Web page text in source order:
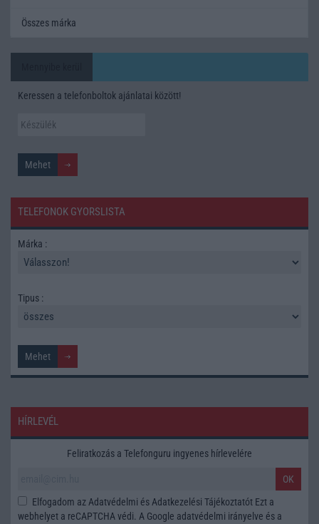
Összes márka
Keressen a telefonboltok ajánlatai között!
TELEFONOK GYORSLISTA
Márka :
Tipus :
HÍRLEVÉL
Feliratkozás a Telefonguru ingyenes hírlevelére
OK
Elfogadom az Adatvédelmi és Adatkezelési Tájékoztatót Ezt a
webhelyet a reCAPTCHA védi. A Google adatvédelmi irányelve és a